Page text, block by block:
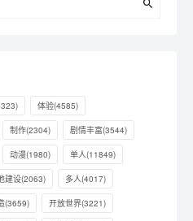
体验(4585)
制作(2304) 剧情丰富(3544)
动漫(1980) 单人(11849)
建设(2063) 多人(4017)
(3659) 开放世界(3221)